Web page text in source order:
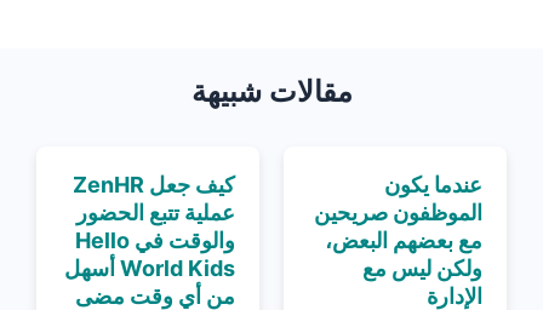
مقالات شبيهة
عندما يكون
الموظفون صريحين
مع بعضهم البعض،
ولكن ليس مع
الإدارة
كيف جعل ZenHR
عملية تتبع الحضور
والوقت في Hello
World Kids أسهل
من أي وقت مضى